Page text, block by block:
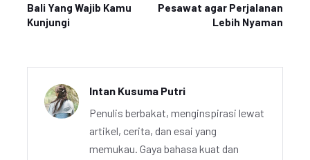
Bali Yang Wajib Kamu
Kunjungi
Pesawat agar Perjalanan
Lebih Nyaman
Intan Kusuma Putri
Penulis berbakat, menginspirasi lewat
artikel, cerita, dan esai yang
memukau. Gaya bahasa kuat dan